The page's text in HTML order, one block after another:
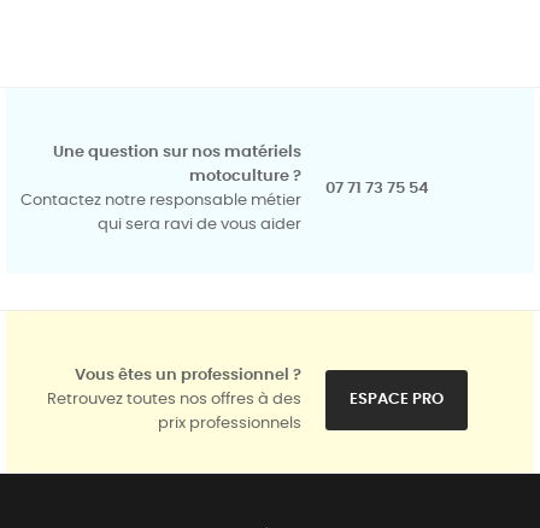
Une question sur nos matériels
motoculture ?
Contactez notre responsable métier
qui sera ravi de vous aider
07 71 73 75 54
Vous êtes un professionnel ?
Retrouvez toutes nos offres à des
prix professionnels
ESPACE PRO